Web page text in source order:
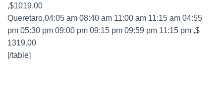
,$1019.00
Queretaro,04:05 am 08:40 am 11:00 am 11:15 am 04:55
pm 05:30 pm 09:00 pm 09:15 pm 09:59 pm 11:15 pm ,$
1319.00
[/table]